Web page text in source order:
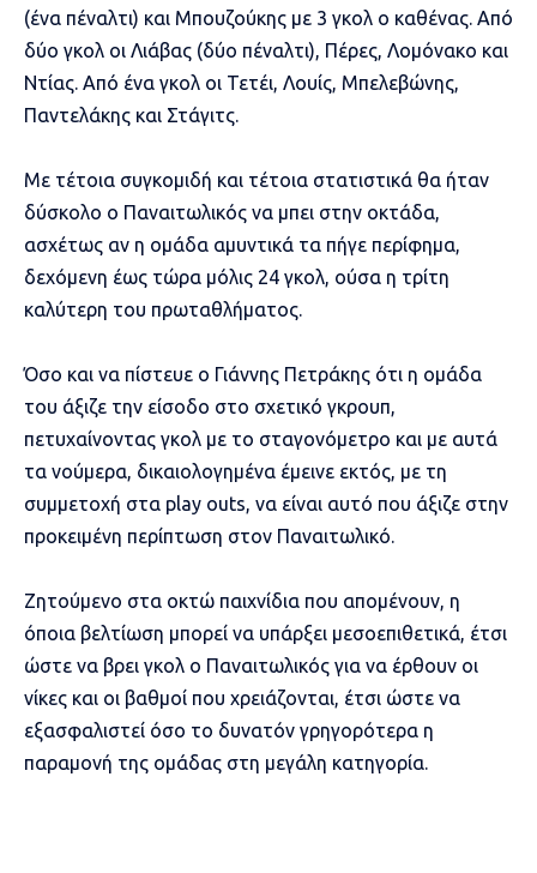
(ένα πέναλτι) και Μπουζούκης με 3 γκολ ο καθένας. Από
δύο γκολ οι Λιάβας (δύο πέναλτι), Πέρες, Λομόνακο και
Ντίας. Από ένα γκολ οι Τετέι, Λουίς, Μπελεβώνης,
Παντελάκης και Στάγιτς.
Με τέτοια συγκομιδή και τέτοια στατιστικά θα ήταν
δύσκολο ο Παναιτωλικός να μπει στην οκτάδα,
ασχέτως αν η ομάδα αμυντικά τα πήγε περίφημα,
δεχόμενη έως τώρα μόλις 24 γκολ, ούσα η τρίτη
καλύτερη του πρωταθλήματος.
Όσο και να πίστευε ο Γιάννης Πετράκης ότι η ομάδα
του άξιζε την είσοδο στο σχετικό γκρουπ,
πετυχαίνοντας γκολ με το σταγονόμετρο και με αυτά
τα νούμερα, δικαιολογημένα έμεινε εκτός, με τη
συμμετοχή στα play outs, να είναι αυτό που άξιζε στην
προκειμένη περίπτωση στον Παναιτωλικό.
Ζητούμενο στα οκτώ παιχνίδια που απομένουν, η
όποια βελτίωση μπορεί να υπάρξει μεσοεπιθετικά, έτσι
ώστε να βρει γκολ ο Παναιτωλικός για να έρθουν οι
νίκες και οι βαθμοί που χρειάζονται, έτσι ώστε να
εξασφαλιστεί όσο το δυνατόν γρηγορότερα η
παραμονή της ομάδας στη μεγάλη κατηγορία.